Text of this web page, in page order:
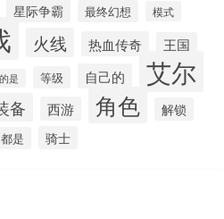
星际争霸 最终幻想 模式
火线 热血传奇 王国
的是 等级 自己的 艾尔
备 西游 角色 解锁
都是 骑士